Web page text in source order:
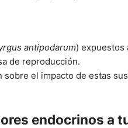
antipodarum) expuestos
de reproducción.
el impacto de estas
endocrinos a